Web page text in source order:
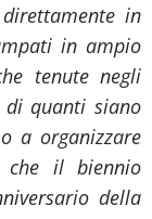
in
in ampio
tenute negli
di quanti siano
a organizzare
che il biennio
della